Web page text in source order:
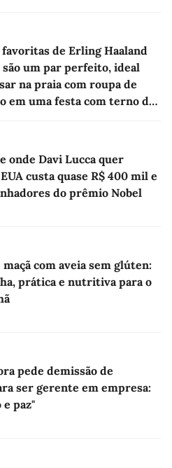
favoritas de Erling Haaland
são um par perfeito, ideal
na praia com roupa de
em uma festa com terno de
onde Davi Lucca quer
custa quase R$ 400 mil e
do prêmio Nobel
maçã com aveia sem glúten:
prática e nutritiva para o
pede demissão de
ser gerente em empresa:
paz"